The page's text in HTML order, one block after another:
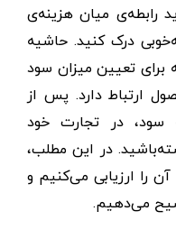
رابطه‌ی میان هزینه‌ی
درک کنید. حاشیه
تعیین میزان سود
ارتباط دارد. پس از
سود، در تجارت خود
در این مطلب،
را ارزیابی می‌کنیم و
می‌دهیم.